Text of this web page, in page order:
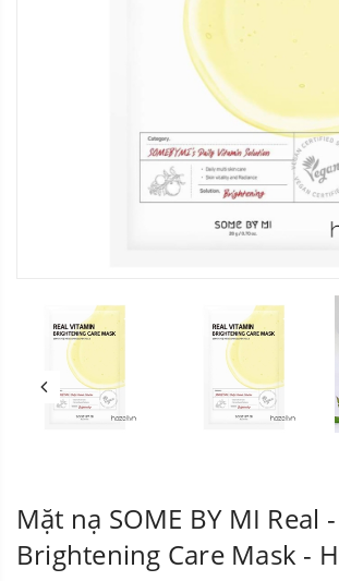
Mặt nạ SOME BY MI Real
Brightening Care Mask -